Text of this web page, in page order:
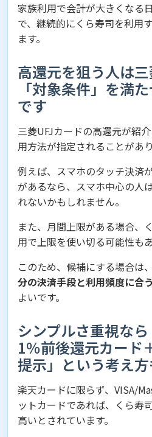
家族利用で会計が大きくなる
で、継続的にくら寿司を利用
ます。
高還元を狙う人は
「対象条件」を満
です
三菱UFJカードの高還元が紹
用方法が指定されることがあり
例えば、スマホのタッチ決済
があるなら、スマホ中心の人
れないかもしれません。
また、月間上限がある場合、
用で上限を使い切る可能性もあ
このため、候補にする場合は
分の決済手段と利用頻度に合
よいです。
シンプルさ重視な
1％前後還元カード
提示」という考え
楽天カードに限らず、VISA/
ットカードであれば、くら寿
高いとされています。